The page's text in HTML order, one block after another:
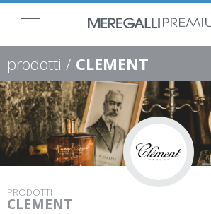
prodotti / CLEMENT
PRODOTTI
CLEMENT